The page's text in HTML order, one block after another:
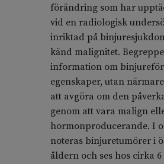
förändring som har
vid en radiologisk
inriktad på
känd malignitet.
information om
egenskaper, utan
att avgöra om den
genom att vara malign
hormonproducerande. I
noteras binjuretumörer i
åldern och ses hos cirka